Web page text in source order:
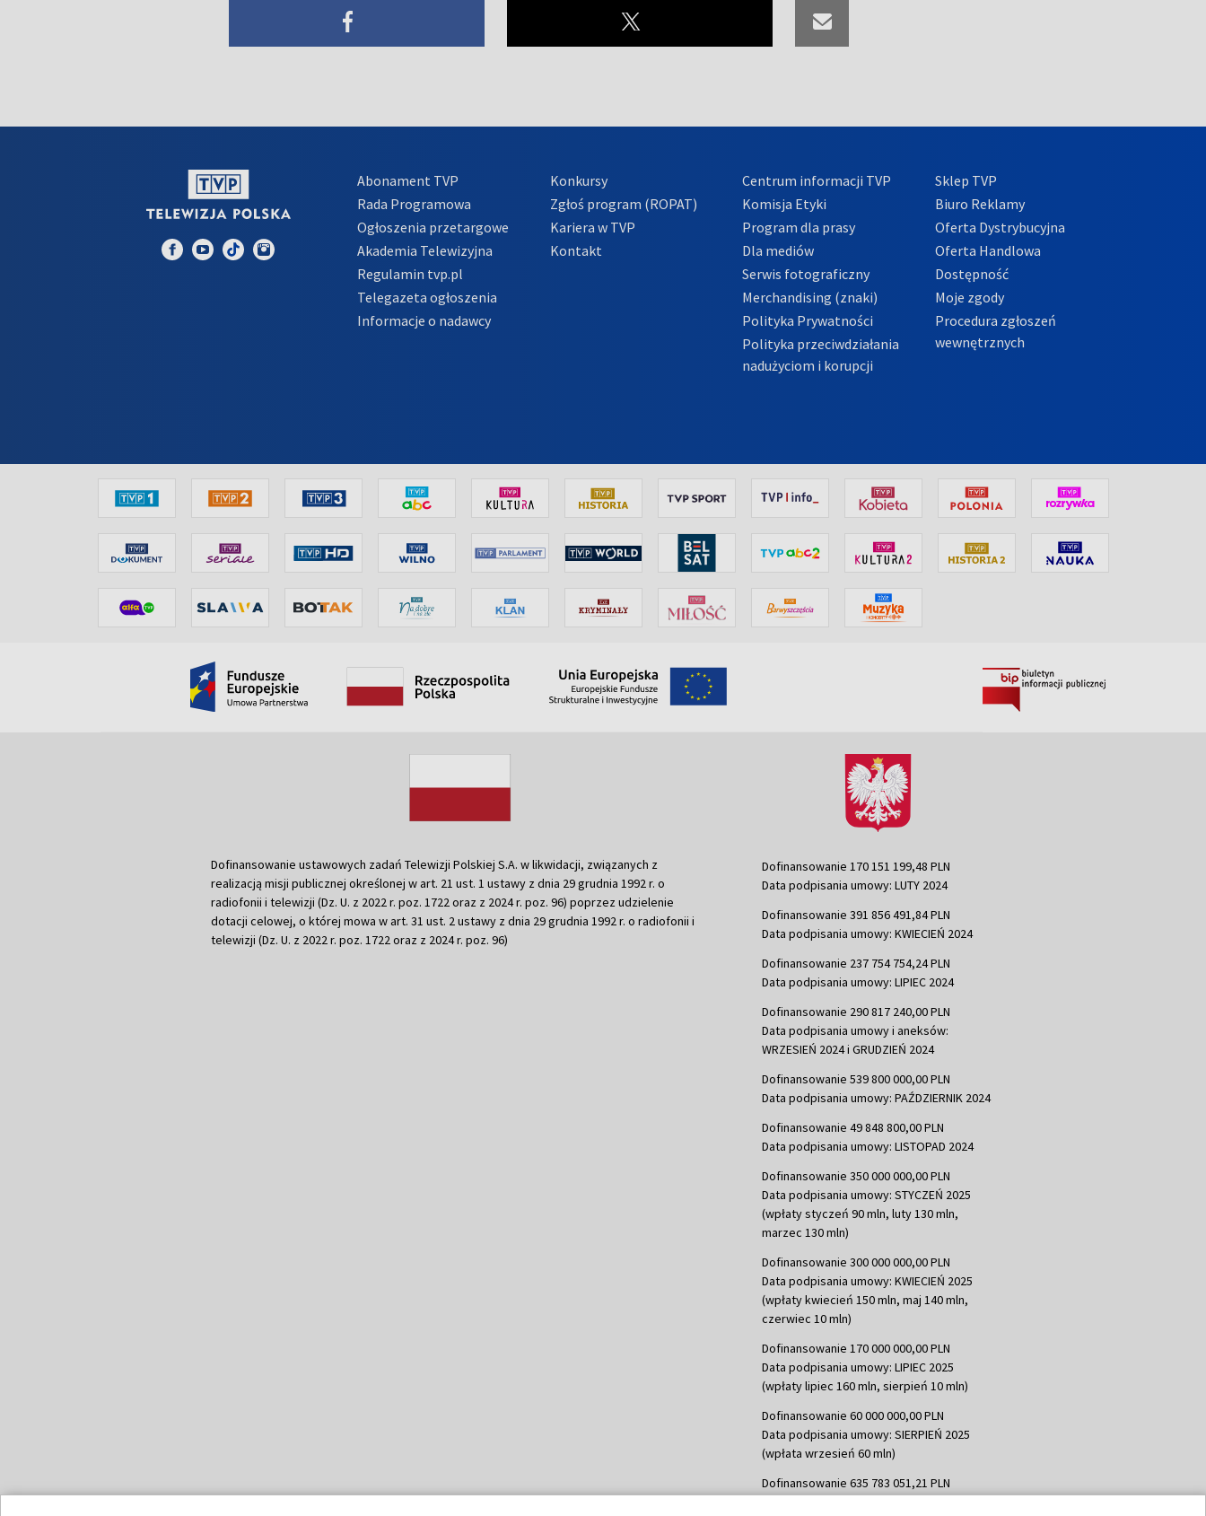
Abonament TVP
Rada Programowa
Ogłoszenia przetargowe
Akademia Telewizyjna
Regulamin tvp.pl
Telegazeta ogłoszenia
Informacje o nadawcy
Konkursy
Zgłoś program (ROPAT)
Kariera w TVP
Kontakt
Centrum informacji TVP
Komisja Etyki
Program dla prasy
Dla mediów
Serwis fotograficzny
Merchandising (znaki)
Polityka Prywatności
Polityka przeciwdziałania
nadużyciom i korupcji
Sklep TVP
Biuro Reklamy
Oferta Dystrybucyjna
Oferta Handlowa
Dostępność
Moje zgody
Procedura zgłoszeń
wewnętrznych
Dofinansowanie ustawowych zadań Telewizji Polskiej S.A. w likwidacji, związanych z
realizacją misji publicznej określonej w art. 21 ust. 1 ustawy z dnia 29 grudnia 1992 r. o
radiofonii i telewizji (Dz. U. z 2022 r. poz. 1722 oraz z 2024 r. poz. 96) poprzez udzielenie
dotacji celowej, o której mowa w art. 31 ust. 2 ustawy z dnia 29 grudnia 1992 r. o radiofonii i
telewizji (Dz. U. z 2022 r. poz. 1722 oraz z 2024 r. poz. 96)
Dofinansowanie 170 151 199,48 PLN
Data podpisania umowy: LUTY 2024
Dofinansowanie 391 856 491,84 PLN
Data podpisania umowy: KWIECIEŃ 2024
Dofinansowanie 237 754 754,24 PLN
Data podpisania umowy: LIPIEC 2024
Dofinansowanie 290 817 240,00 PLN
Data podpisania umowy i aneksów:
WRZESIEŃ 2024 i GRUDZIEŃ 2024
Dofinansowanie 539 800 000,00 PLN
Data podpisania umowy: PAŹDZIERNIK 2024
Dofinansowanie 49 848 800,00 PLN
Data podpisania umowy: LISTOPAD 2024
Dofinansowanie 350 000 000,00 PLN
Data podpisania umowy: STYCZEŃ 2025
(wpłaty styczeń 90 mln, luty 130 mln,
marzec 130 mln)
Dofinansowanie 300 000 000,00 PLN
Data podpisania umowy: KWIECIEŃ 2025
(wpłaty kwiecień 150 mln, maj 140 mln,
czerwiec 10 mln)
Dofinansowanie 170 000 000,00 PLN
Data podpisania umowy: LIPIEC 2025
(wpłaty lipiec 160 mln, sierpień 10 mln)
Dofinansowanie 60 000 000,00 PLN
Data podpisania umowy: SIERPIEŃ 2025
(wpłata wrzesień 60 mln)
Dofinansowanie 635 783 051,21 PLN